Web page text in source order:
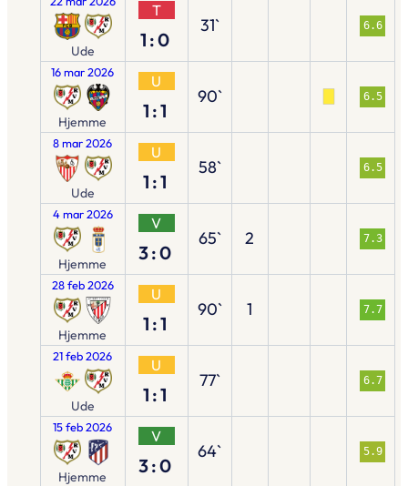
Ude
T
1:0
31` 6.6
16 mar 2026
Hjemme
U
1:1
90` 6.5
8 mar 2026
Ude
U
1:1
58` 6.5
4 mar 2026
Hjemme
V
3:0
65` 2 7.3
28 feb 2026
Hjemme
U
1:1
90` 1 7.7
21 feb 2026
Ude
U
1:1
77` 6.7
15 feb 2026
Hjemme
V
3:0
64` 5.9